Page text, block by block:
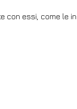
con essi, come le